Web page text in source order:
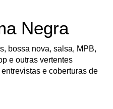
Negra
bossa nova, salsa, MPB,
e outras vertentes
e coberturas de